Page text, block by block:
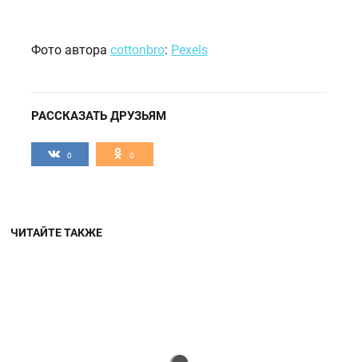
Фото автора cottonbro: Pexels
РАССКАЗАТЬ ДРУЗЬЯМ
0 0
ЧИТАЙТЕ ТАКЖЕ